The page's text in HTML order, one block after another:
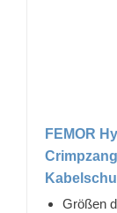
FEMOR
Größen